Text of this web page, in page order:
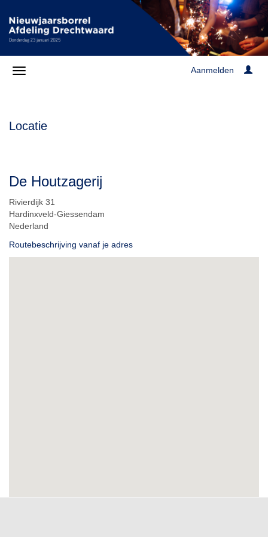
Aanmelden
Locatie
De Houtzagerij
Rivierdijk 31
Hardinxveld-Giessendam
Nederland
Routebeschrijving vanaf je adres